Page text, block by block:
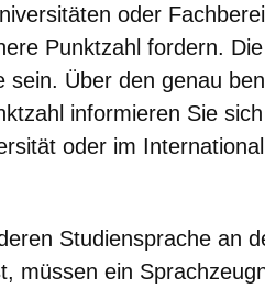
oder
Punktzahl fordern.
Über den genau
informieren Sie
oder im
Studiensprache an
müssen ein